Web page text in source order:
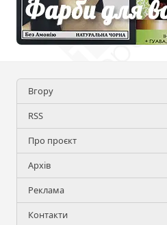
Вгору
RSS
Про проєкт
Архів
Реклама
Контакти